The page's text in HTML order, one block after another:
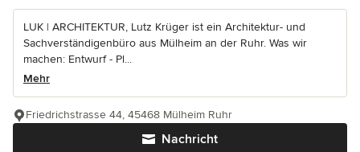
LUK | ARCHITEKTUR, Lutz Krüger ist ein Architektur- und
Sachverständigenbüro aus Mülheim an der Ruhr. Was wir
machen: Entwurf - Pl...
Mehr
Nachricht
Friedrichstrasse 44, 45468 Mülheim Ruhr